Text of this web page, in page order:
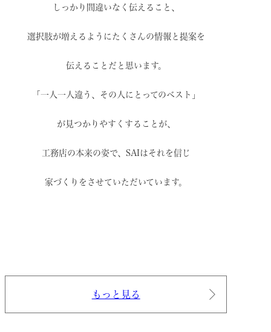
しっかり間違いなく伝えること、
選択肢が増えるように たくさんの情報と提案を
伝えることだと思います。
「一人一人違う、その人にとってのベスト」
が見つかりやすくすることが、
工務店の本来の姿で、 SAIはそれを信じ
家づくりをさせていただいています。
もっと見る